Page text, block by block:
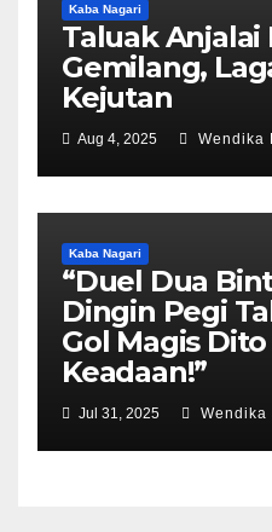
Kaba Nagari
Taluak Anjalai
Gemilang,
Kejutan
Aug 4, 2025 Wendika
Kaba Nagari
“Duel Dua
Dingin Pegi
Gol Magis
Keadaan!”
Jul 31, 2025 Wendika